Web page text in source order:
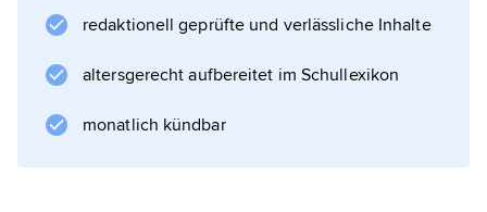
Äquivalenz von Leistung und Gegenleistung
(»do ut des«; Geld ist ursprünglich Symbol
aufeinander bezogenes Handeln mehrerer
redaktionell geprüfte und verlässliche Inhalte
altersgerecht aufbereitet im Schullexikon
monatlich kündbar